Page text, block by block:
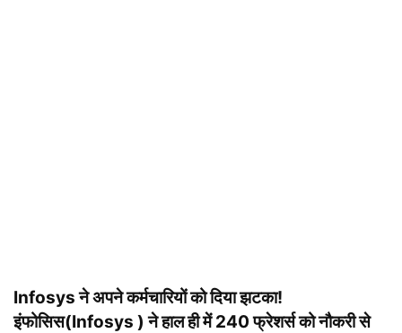
Infosys ने अपने कर्मचारियों को दिया झटका!
इंफोसिस(Infosys ) ने हाल ही में 240 फ्रेशर्स को नौकरी से